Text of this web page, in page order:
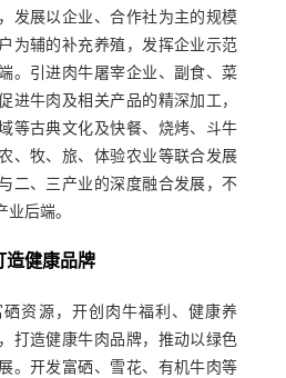
发展以企业、合作社为主的规模
为辅的补充养殖，发挥企业示范
。引进肉牛屠宰企业、副食、菜
进牛肉及相关产品的精深加工，
等古典文化及快餐、烧烤、斗牛
、牧、旅、体验农业等联合发展
二、三产业的深度融合发展，不
后端。
造健康品牌
资源，开创肉牛福利、健康养
打造健康牛肉品牌，推动以绿色
。开发富硒、雪花、有机牛肉等